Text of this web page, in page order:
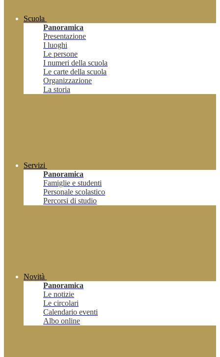
Scuola
Panoramica
Presentazione
I luoghi
Le persone
I numeri della scuola
Le carte della scuola
Organizzazione
La storia
Servizi
Panoramica
Famiglie e studenti
Personale scolastico
Percorsi di studio
Novità
Panoramica
Le notizie
Le circolari
Calendario eventi
Albo online